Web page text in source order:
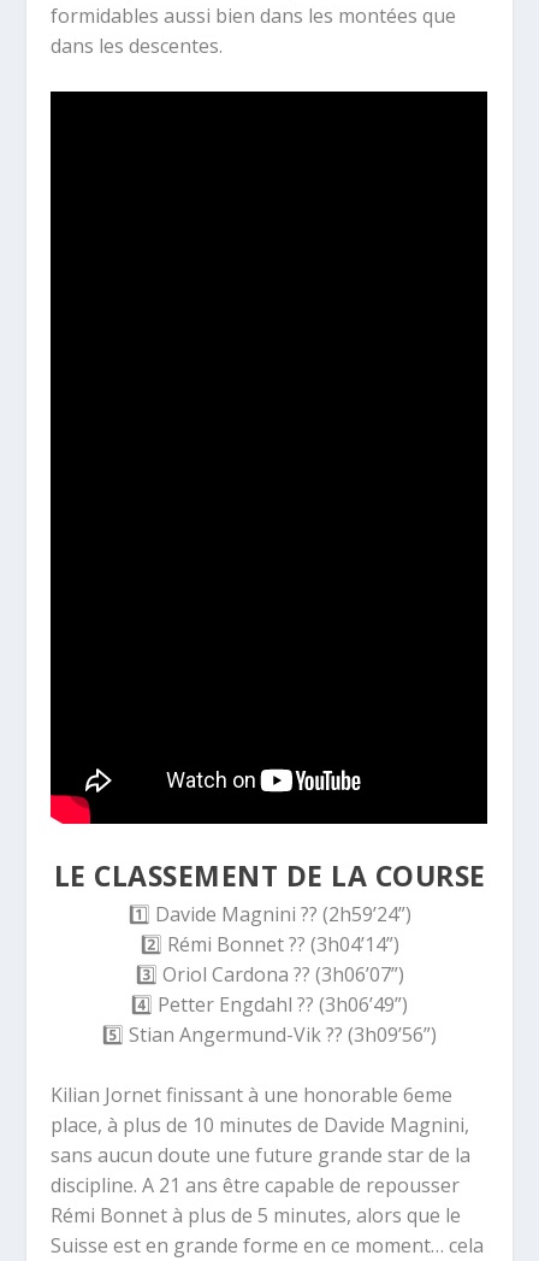
formidables aussi bien dans les montées que
dans les descentes.
LE CLASSEMENT DE LA COURSE
1️⃣ Davide Magnini ?? (2h59’24”)
2️⃣ Rémi Bonnet?? (3h04’14”)
3️⃣ Oriol Cardona ?? (3h06’07”)
4️⃣ Petter Engdahl ?? (3h06’49”)
5️⃣ Stian Angermund-Vik?? (3h09’56”)
Kilian Jornet finissant à une honorable 6eme
place, à plus de 10 minutes de Davide Magnini,
sans aucun doute une future grande star de la
discipline. A 21 ans être capable de repousser
Rémi Bonnet à plus de 5 minutes, alors que le
Suisse est en grande forme en ce moment… cela